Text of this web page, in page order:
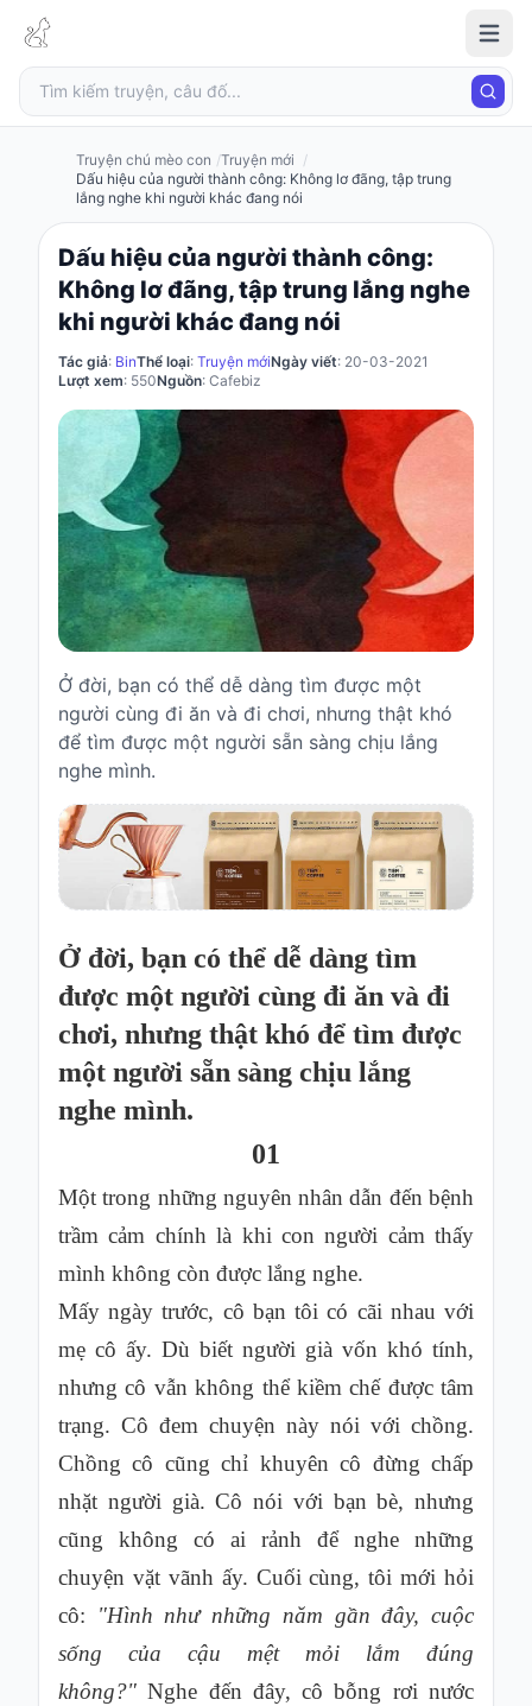
chú
mèo
con
Đăng
nhập
Đăng
Đăng
ký
Truyện
Truyện
cho
bé
Cổ
tích
Nam
Truyện
Grimms
Thơ
Vè
Truyện
đáp
thiệu
Truyện chú mèo con Truyện mới
Dấu hiệu của người thành công: Không lơ đãng, tập trung
lắng nghe khi người khác đang nói
Dấu hiệu của người thành công:
Không lơ đãng, tập trung lắng nghe
khi người khác đang nói
Tác giả: BinThể loại: Truyện mớiNgày viết: 20-03-2021
Lượt xem: 550Nguồn: Cafebiz
Ở đời, bạn có thể dễ dàng tìm được một
người cùng đi ăn và đi chơi, nhưng thật khó
để tìm được một người sẵn sàng chịu lắng
nghe mình.
Ở đời, bạn có thể dễ dàng tìm
được một người cùng đi ăn và đi
chơi, nhưng thật khó để tìm được
một người sẵn sàng chịu lắng
nghe mình.
01
Một trong những nguyên nhân dẫn đến bệnh
trầm cảm chính là khi con người cảm thấy
mình không còn được lắng nghe.
Mấy ngày trước, cô bạn tôi có cãi nhau với
mẹ cô ấy. Dù biết người già vốn khó tính,
nhưng cô vẫn không thể kiềm chế được tâm
trạng. Cô đem chuyện này nói với chồng.
Chồng cô cũng chỉ khuyên cô đừng chấp
nhặt người già. Cô nói với bạn bè, nhưng
cũng không có ai rảnh để nghe những
chuyện vặt vãnh ấy. Cuối cùng, tôi mới hỏi
cô:
"Hình như những năm gần đây, cuộc
sống của cậu mệt mỏi lắm đúng
không?" Nghe đến đây, cô bỗng rơi nước